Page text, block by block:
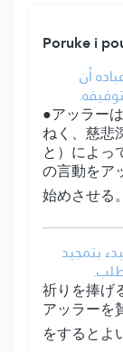
Poruke i
أن
●アッラー
ねく、慈悲
と）によっ
の言動をア
始めさせる。
بتمجيد
祈りを捧げ
アッラーを
をするとよ